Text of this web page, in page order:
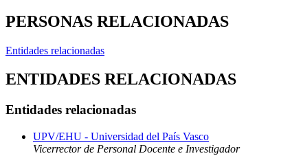
PERSONAS RELACIONADAS
Entidades relacionadas
ENTIDADES RELACIONADAS
Entidades relacionadas
UPV/EHU - Universidad del País Vasco
Vicerrector de Personal Docente e Investigador